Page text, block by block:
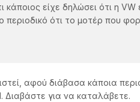
είχε δηλώσει ότι η
ότι το μοτέρ που
αφού διάβασα κάποια
Διαβάστε για να καταλάβετε.